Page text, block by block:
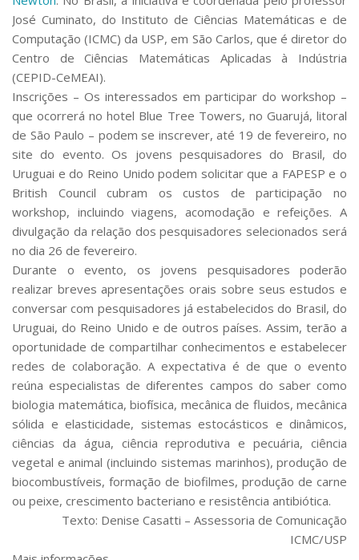
José Cuminato, do Instituto de Ciências Matemáticas e de
Computação (ICMC) da USP, em São Carlos, que é diretor do
Centro de Ciências Matemáticas Aplicadas à Indústria
(CEPID-CeMEAI).
Inscrições – Os interessados em participar do workshop –
que ocorrerá no hotel Blue Tree Towers, no Guarujá, litoral
de São Paulo – podem se inscrever, até 19 de fevereiro, no
site do evento. Os jovens pesquisadores do Brasil, do
Uruguai e do Reino Unido podem solicitar que a FAPESP e o
British Council cubram os custos de participação no
workshop, incluindo viagens, acomodação e refeições. A
divulgação da relação dos pesquisadores selecionados será
no dia 26 de fevereiro.
Durante o evento, os jovens pesquisadores poderão
realizar breves apresentações orais sobre seus estudos e
conversar com pesquisadores já estabelecidos do Brasil, do
Uruguai, do Reino Unido e de outros países. Assim, terão a
oportunidade de compartilhar conhecimentos e estabelecer
redes de colaboração. A expectativa é de que o evento
reúna especialistas de diferentes campos do saber como
biologia matemática, biofísica, mecânica de fluidos, mecânica
sólida e elasticidade, sistemas estocásticos e dinâmicos,
ciências da água, ciência reprodutiva e pecuária, ciência
vegetal e animal (incluindo sistemas marinhos), produção de
biocombustíveis, formação de biofilmes, produção de carne
ou peixe, crescimento bacteriano e resistência antibiótica.
Texto: Denise Casatti – Assessoria de Comunicação
ICMC/USP